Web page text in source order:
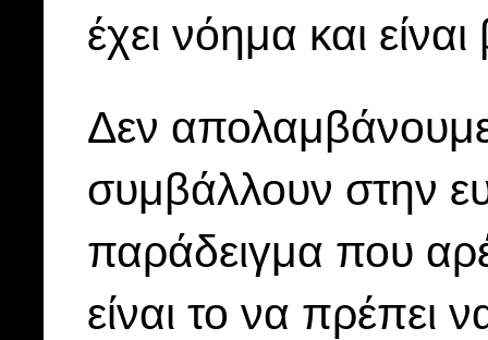
έχει νόημα και
Δεν
συμβάλλουν στην
παράδειγμα που
είναι το να πρέπει